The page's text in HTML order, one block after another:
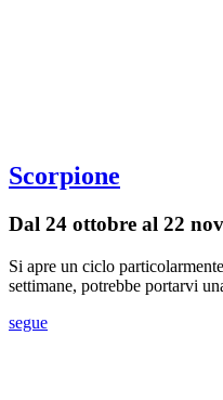
Scorpione
Dal 24 ottobre al 22
Si apre un ciclo
settimane, potrebbe portarvi
segue